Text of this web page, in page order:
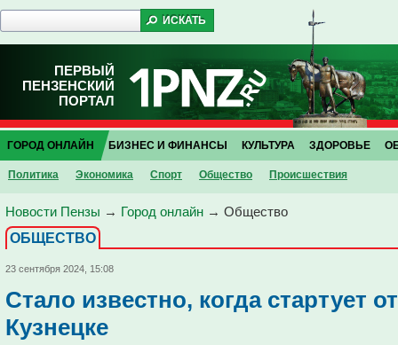
ПЕРВЫЙ
ПЕНЗЕНСКИЙ
ПОРТАЛ
ГОРОД ОНЛАЙН
Политика Экономика Спорт Общество Проиcшествия
БИЗНЕС И ФИНАНСЫ КУЛЬТУРА ЗДОРОВЬЕ
Новости Пензы → Город онлайн → Общество
ОБЩЕСТВО
23 сентября 2024, 15:08
Стало известно, когда стартует
Кузнецке